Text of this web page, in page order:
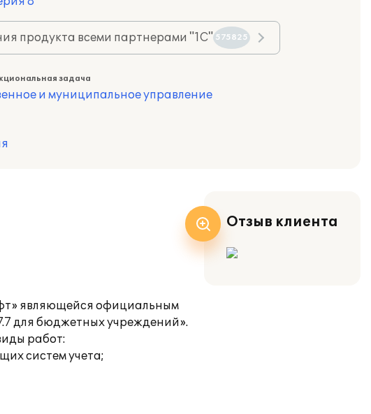
продукта всеми партнерами "1С" 575825
задача
и муниципальное управление
являющейся официальным
для бюджетных учреждений».
работ:
систем учета;
Отзыв клиента